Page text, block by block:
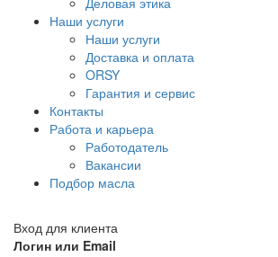
Наши услуги
Наши услуги
Доставка и оплата
ORSY
Гарантия и сервис
Контакты
Работа и карьера
Работодатель
Вакансии
Подбор масла
Вход для клиента
Логин или Email